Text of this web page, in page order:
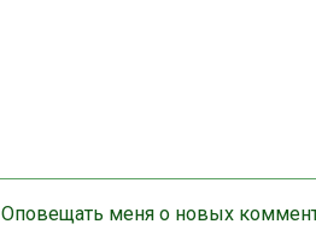
Оповещать меня о новых